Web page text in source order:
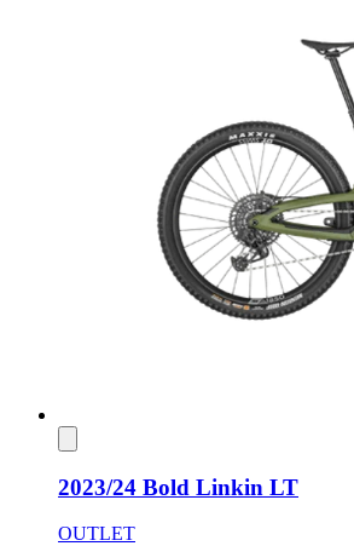
2023/24 Bold Linkin LT
OUTLET